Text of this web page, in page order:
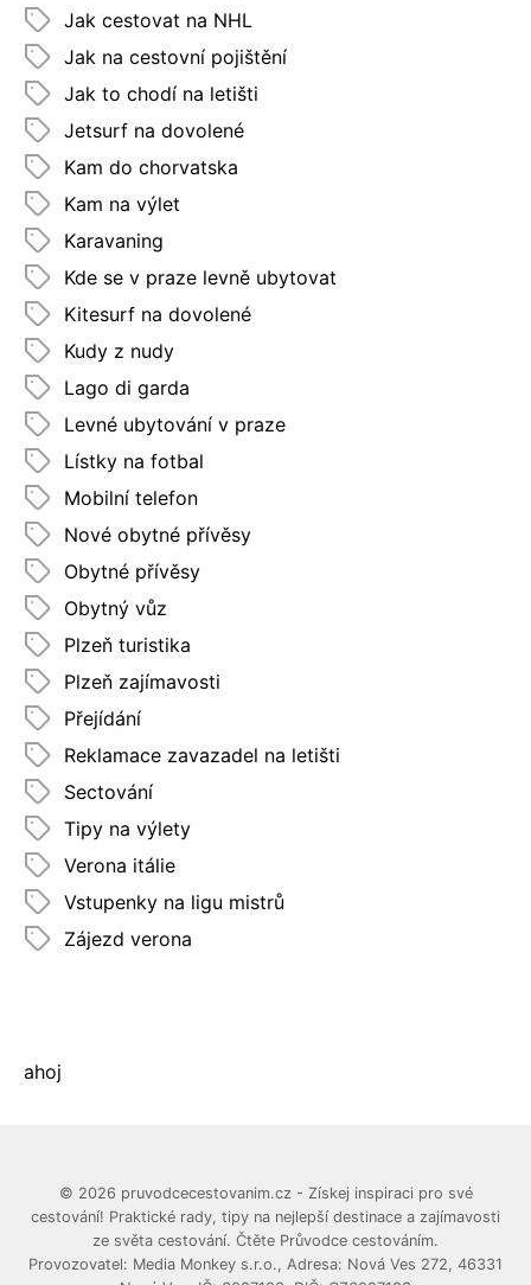
Jak cestovat na NHL
Jak na cestovní pojištění
Jak to chodí na letišti
Jetsurf na dovolené
Kam do chorvatska
Kam na výlet
Karavaning
Kde se v praze levně ubytovat
Kitesurf na dovolené
Kudy z nudy
Lago di garda
Levné ubytování v praze
Lístky na fotbal
Mobilní telefon
Nové obytné přívěsy
Obytné přívěsy
Obytný vůz
Plzeň turistika
Plzeň zajímavosti
Přejídání
Reklamace zavazadel na letišti
Sectování
Tipy na výlety
Verona itálie
Vstupenky na ligu mistrů
Zájezd verona
ahoj
© 2026 pruvodcecestovanim.cz - Získej inspiraci pro své
cestování! Praktické rady, tipy na nejlepší destinace a zajímavosti
ze světa cestování. Čtěte Průvodce cestováním.
Provozovatel: Media Monkey s.r.o., Adresa: Nová Ves 272, 46331